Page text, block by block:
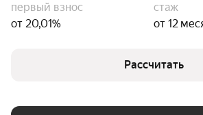
первый взнос
от 20,01%
стаж
от 12
Рассчитать